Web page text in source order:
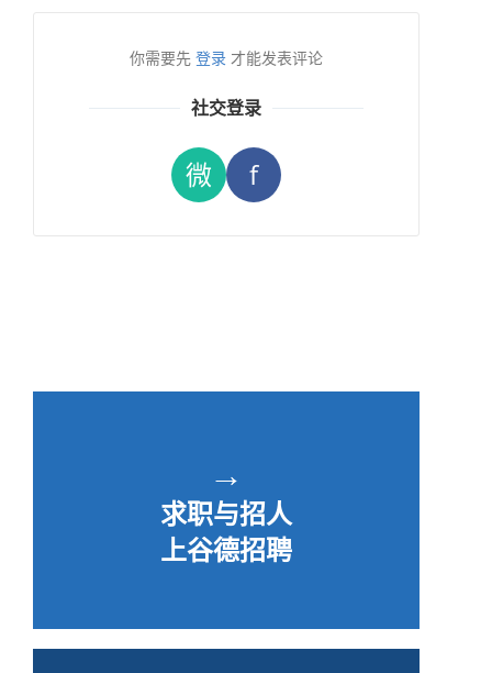
你需要先 登录 才能发表评论
社交登录
微 f
→
求职与招人
上谷德招聘